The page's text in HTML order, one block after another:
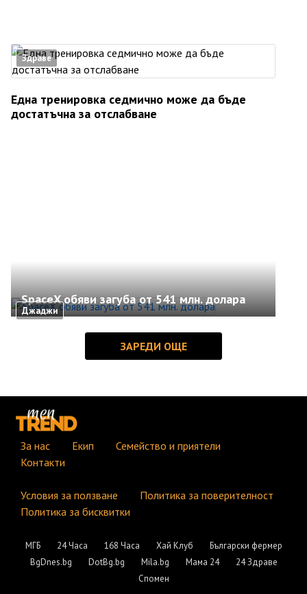
Здраве
Една тренировка седмично може да бъде
достатъчна за отслабване
Джаджи
SpaceX обяви загуба от 541 млн. долара
За нас Екип
Семейство и приятели
Контакти
Условия за ползване
Политика за поверителност
Политика за бисквитки
МГБ 24 Часа 168 Часа Хай Клуб
Български фермер
BgDnes.bg
DotBg.bg Mila.bg Мама 24
24 Здраве
Спомен